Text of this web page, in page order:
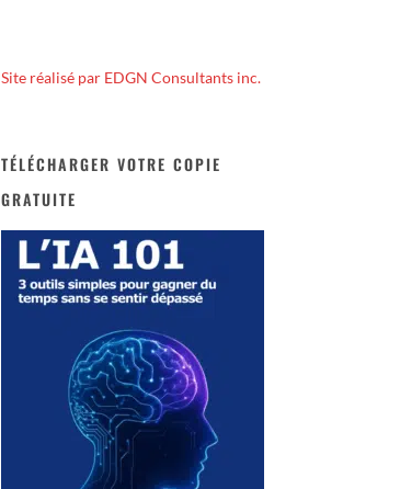
Site réalisé par EDGN Consultants inc.
TÉLÉCHARGER VOTRE COPIE
GRATUITE